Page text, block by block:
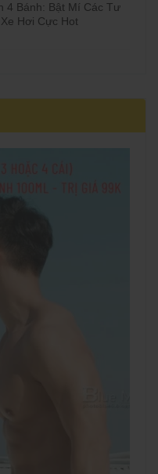
4 Bánh: Bật Mí Các Tư
Hơi Cực Hot